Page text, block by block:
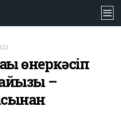
өнеркәсіп
–